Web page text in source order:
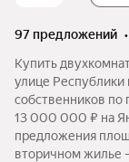
97 предложений •
Купить
улице
собственников
13 000 000 ₽ на
предложения
вторичном жилье